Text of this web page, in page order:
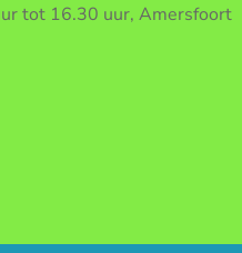
tot 16.30 uur, Amersfoort